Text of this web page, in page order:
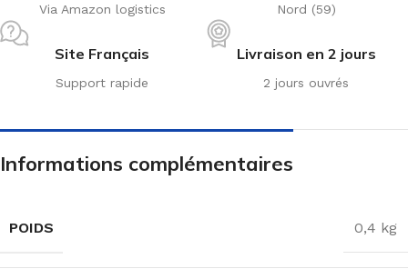
Via Amazon logistics Nord (59)
Site Français
Support rapide
Livraison en 2 jours
2 jours ouvrés
Informations complémentaires
POIDS 0,4 kg